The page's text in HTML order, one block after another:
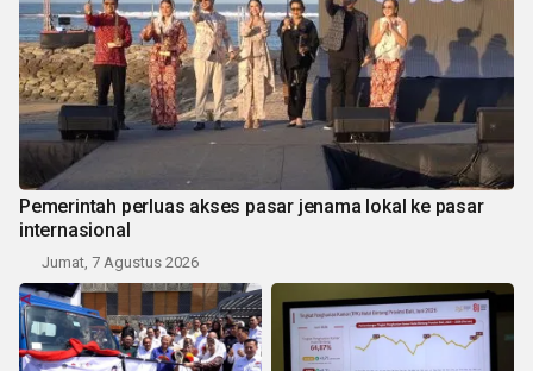
Pemerintah perluas akses pasar jenama lokal ke pasar
internasional
Jumat, 7 Agustus 2026